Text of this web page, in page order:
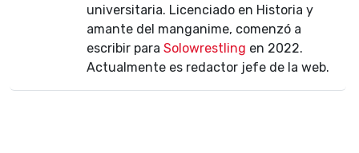
universitaria. Licenciado en Historia y
amante del manganime, comenzó a
escribir para Solowrestling en 2022.
Actualmente es redactor jefe de la web.